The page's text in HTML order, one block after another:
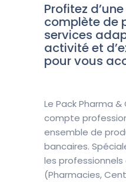
Profitez
complète de
services
activité et
pour vous
Le Pack Pharma
compte
ensemble de
bancaires.
les
(Pharmacies,